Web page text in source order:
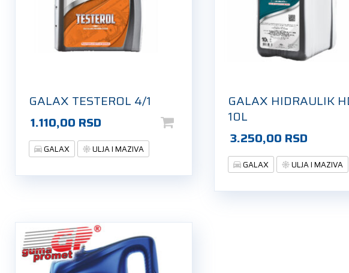
GALAX TESTEROL 4/1
1.110,00 RSD
GALAX ULJA I MAZIVA
GALAX HIDRAULIK
10L
3.250,00 RSD
GALAX ULJA I MAZIVA